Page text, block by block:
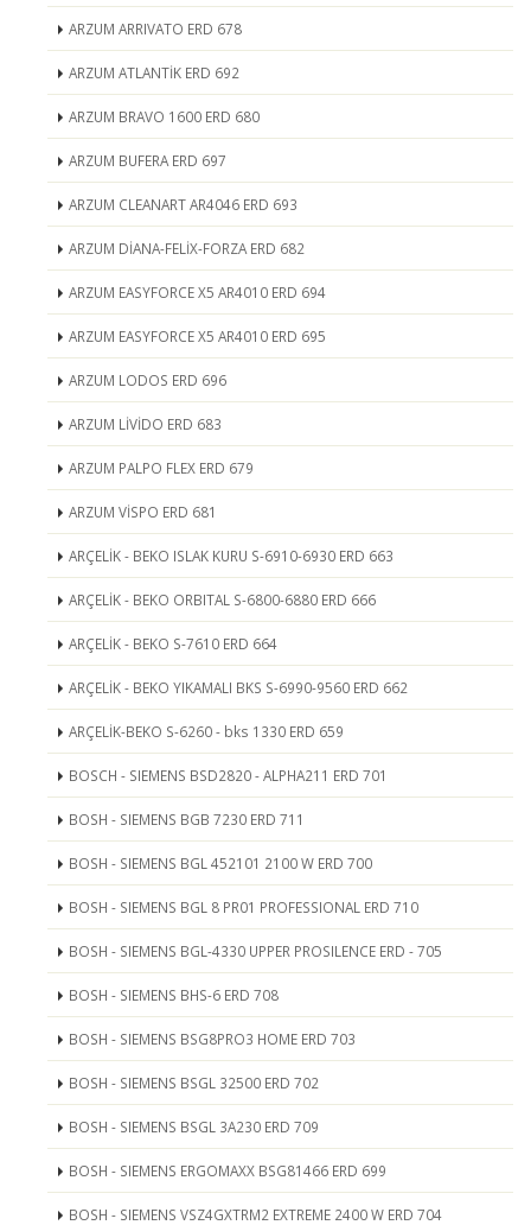
ARZUM ARRIVATO ERD 678
ARZUM ATLANTİK ERD 692
ARZUM BRAVO 1600 ERD 680
ARZUM BUFERA ERD 697
ARZUM CLEANART AR4046 ERD 693
ARZUM DİANA-FELİX-FORZA ERD 682
ARZUM EASYFORCE X5 AR4010 ERD 694
ARZUM EASYFORCE X5 AR4010 ERD 695
ARZUM LODOS ERD 696
ARZUM LİVİDO ERD 683
ARZUM PALPO FLEX ERD 679
ARZUM VİSPO ERD 681
ARÇELİK - BEKO ISLAK KURU S-6910-6930 ERD 663
ARÇELİK - BEKO ORBITAL S-6800-6880 ERD 666
ARÇELİK - BEKO S-7610 ERD 664
ARÇELİK - BEKO YIKAMALI BKS S-6990-9560 ERD 662
ARÇELİK-BEKO S-6260 - bks 1330 ERD 659
BOSCH - SIEMENS BSD2820 - ALPHA211 ERD 701
BOSH - SIEMENS BGB 7230 ERD 711
BOSH - SIEMENS BGL 452101 2100 W ERD 700
BOSH - SIEMENS BGL 8 PR01 PROFESSIONAL ERD 710
BOSH - SIEMENS BGL-4330 UPPER PROSILENCE ERD - 705
BOSH - SIEMENS BHS-6 ERD 708
BOSH - SIEMENS BSG8PRO3 HOME ERD 703
BOSH - SIEMENS BSGL 32500 ERD 702
BOSH - SIEMENS BSGL 3A230 ERD 709
BOSH - SIEMENS ERGOMAXX BSG81466 ERD 699
BOSH - SIEMENS VSZ4GXTRM2 EXTREME 2400 W ERD 704